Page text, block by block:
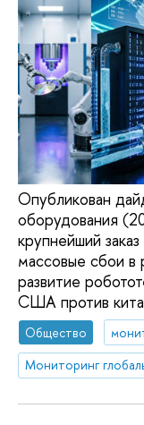
Опубликован
оборудования
крупнейший
массовые сбои
развитие
США против
Общество
Мониторинг